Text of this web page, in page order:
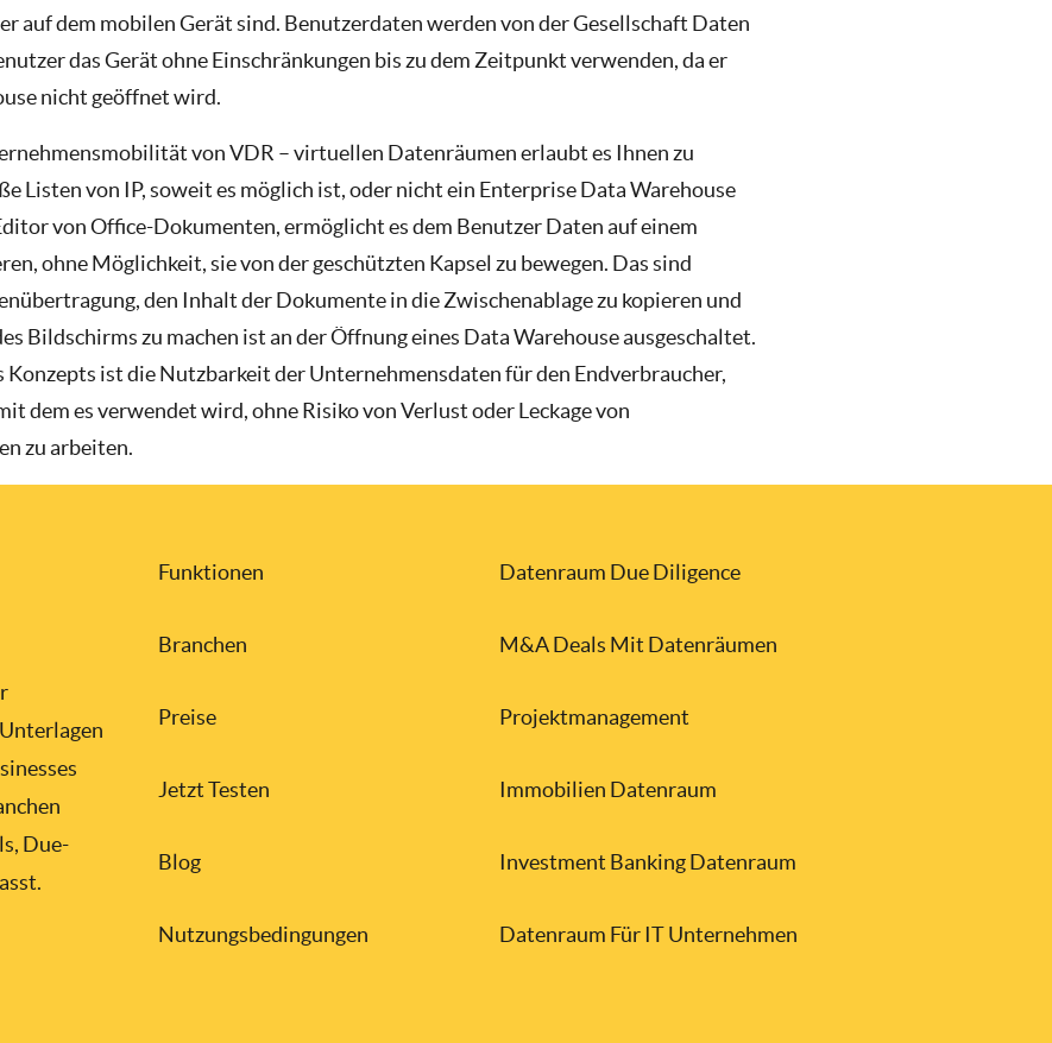
auf dem mobilen Gerät sind. Benutzerdaten werden von der Gesellschaft Daten
das Gerät ohne Einschränkungen bis zu dem Zeitpunkt verwenden, da er
nicht geöffnet wird.
von VDR – virtuellen Datenräumen erlaubt es Ihnen zu
Listen von IP, soweit es möglich ist, oder nicht ein Enterprise Data Warehouse
von Office-Dokumenten, ermöglicht es dem Benutzer Daten auf einem
ohne Möglichkeit, sie von der geschützten Kapsel zu bewegen. Das sind
den Inhalt der Dokumente in die Zwischenablage zu kopieren und
Bildschirms zu machen ist an der Öffnung eines Data Warehouse ausgeschaltet.
ist die Nutzbarkeit der Unternehmensdaten für den Endverbraucher,
dem es verwendet wird, ohne Risiko von Verlust oder Leckage von
zu arbeiten.
Due-
Funktionen
Branchen
Preise
Jetzt Testen
Blog
Nutzungsbedingungen
Datenraum Due Diligence
M&A Deals Mit Datenräumen
Projektmanagement
Immobilien Datenraum
Investment Banking Datenraum
Datenraum Für IT Unternehmen